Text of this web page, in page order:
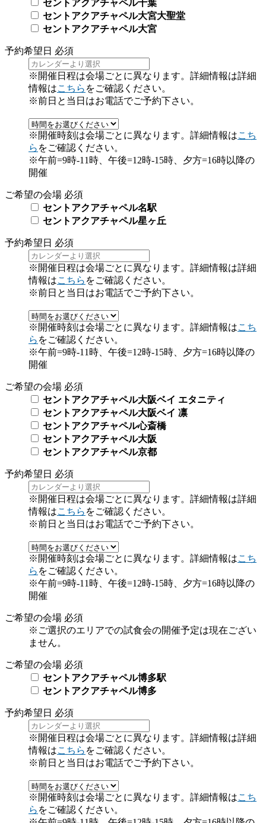
セントアクアチャペル千葉
セントアクアチャペル大宮大聖堂
セントアクアチャペル大宮
予約希望日 必須
※開催日程は会場ごとに異なります。詳細情報は詳細
情報はこちら をご確認ください。
※前日と当日はお電話でご予約下さい。
※開催時刻は会場ごとに異なります。詳細情報はこち
ら をご確認ください。
※午前=9時-11時、午後=12時-15時、夕方=16時以降の
開催
ご希望の会場 必須
セントアクアチャペル名駅
セントアクアチャペル星ヶ丘
予約希望日 必須
※開催日程は会場ごとに異なります。詳細情報は詳細
情報はこちら をご確認ください。
※前日と当日はお電話でご予約下さい。
※開催時刻は会場ごとに異なります。詳細情報はこち
ら をご確認ください。
※午前=9時-11時、午後=12時-15時、夕方=16時以降の
開催
ご希望の会場 必須
セントアクアチャペル大阪ベイ エタニティ
セントアクアチャペル大阪ベイ 凛
セントアクアチャペル心斎橋
セントアクアチャペル大阪
セントアクアチャペル京都
予約希望日 必須
※開催日程は会場ごとに異なります。詳細情報は詳細
情報はこちら をご確認ください。
※前日と当日はお電話でご予約下さい。
※開催時刻は会場ごとに異なります。詳細情報はこち
ら をご確認ください。
※午前=9時-11時、午後=12時-15時、夕方=16時以降の
開催
ご希望の会場 必須
※ご選択のエリアでの試食会の開催予定は現在ござい
ません。
ご希望の会場 必須
セントアクアチャペル博多駅
セントアクアチャペル博多
予約希望日 必須
※開催日程は会場ごとに異なります。詳細情報は詳細
情報はこちら をご確認ください。
※前日と当日はお電話でご予約下さい。
※開催時刻は会場ごとに異なります。詳細情報はこち
ら をご確認ください。